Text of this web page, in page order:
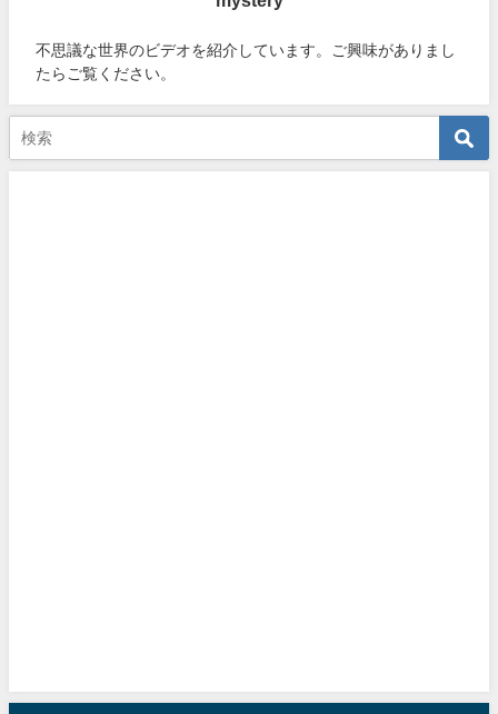
不思議な世界のビデオを紹介しています。ご興味がありまし
たらご覧ください。